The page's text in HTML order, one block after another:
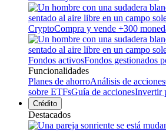
CryptoCompra y vende +300
Fondos activosFondos gestionados
Funcionalidades
Planes de ahorroAnálisis de acciones
sobre ETFsGuía de accionesInvertir
Crédito
Destacados